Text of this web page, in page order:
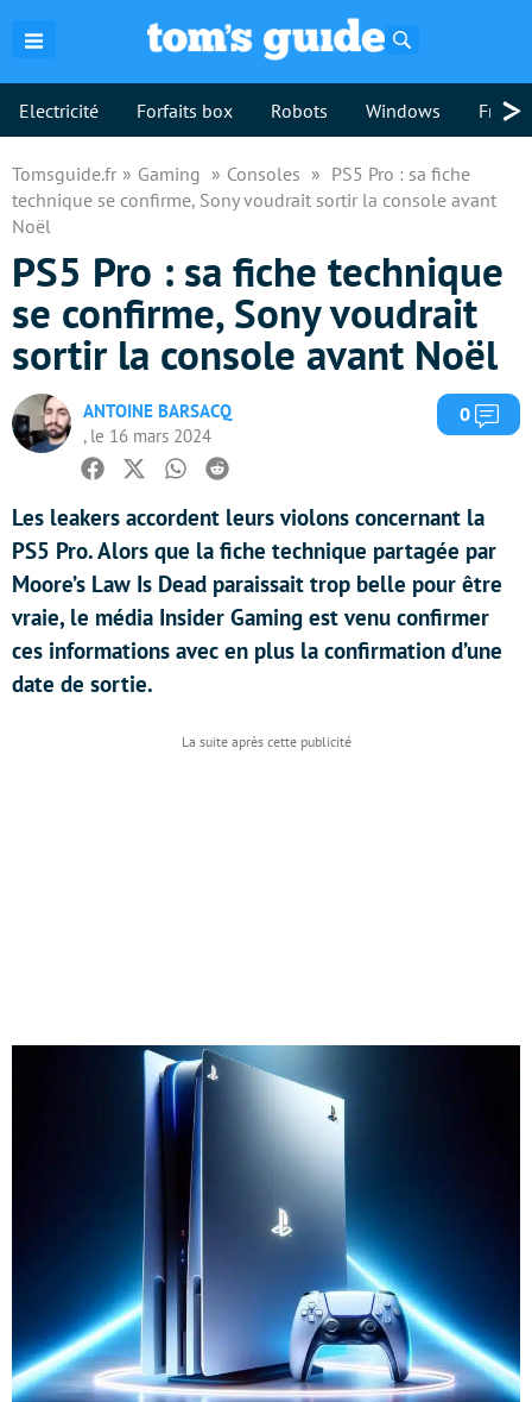
Electricité Forfaits box Robots Windows >
Tomsguide.fr Gaming Consoles
PS5 Pro : sa fiche
technique se confirme, Sony voudrait sortir la console avant
Noël
PS5 Pro : sa fiche technique
se confirme, Sony voudrait
sortir la console avant Noël
ANTOINE BARSACQ
, le 16 mars 2024
0
Facebook
TwitterWhatsapp
Reddit
Les leakers accordent leurs violons concernant la
PS5 Pro. Alors que la fiche technique partagée par
Moore’s Law Is Dead paraissait trop belle pour être
vraie, le média Insider Gaming est venu confirmer
ces informations avec en plus la confirmation d’une
date de sortie.